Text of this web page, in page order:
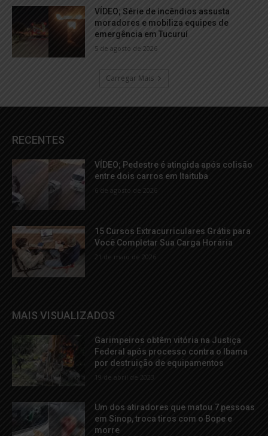
VÍDEO; Série de incêndios assusta
moradores e mobiliza equipes de
emergência em Tucuruí
5 de agosto de 2026
Carregar Mais
RECENTES
VÍDEO; Pedestre é atingida após colisão
entre dois carros em Itaituba
6 de agosto de 2026
15 Cursos Extracurriculares Grátis para
Você Completar Sua Carga Horária
21 de maio de 2026
MAIS VISUALIZADOS
Garimpeiros obtêm vitória na Justiça
Federal após processo contra o Ibama
por destruição de equipamentos
19 de abril de 2023
Um dos atiradores que matou 7 pessoas
em Sinop, troca tiros com o Bope e
morre